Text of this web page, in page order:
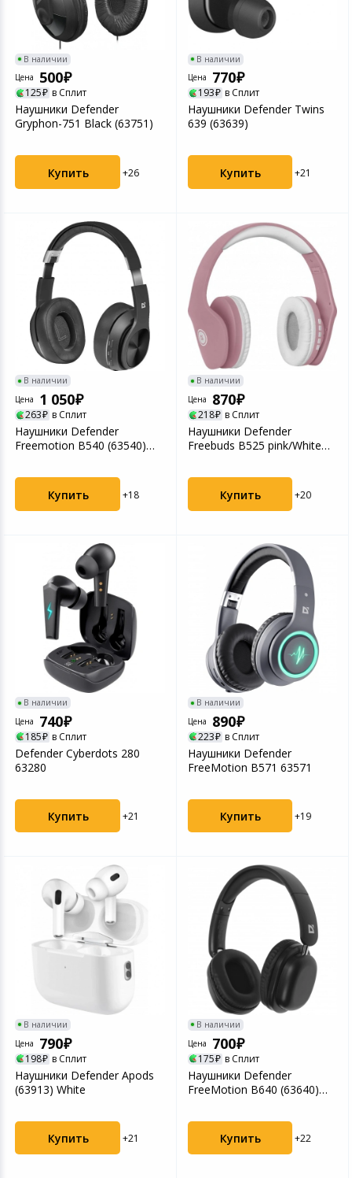
В наличии
Цена
500
125 в Сплит
Нaушники Defender
Gryphon-751 Black (63751)
Купить +26
В наличии
Цена
770
193 в Сплит
Наушники Defender Twins
639 (63639)
Купить +21
В наличии
Цена
1 050
263 в Сплит
Наушники Defender
Freemotion B540 (63540)
Купить +18
В наличии
Цена
870
218 в Сплит
Наушники Defender
Freebuds B525 pink/White
Купить +20
В наличии
Цена
740
185 в Сплит
Defender Cyberdots 280
63280
Купить +21
В наличии
Цена
890
223 в Сплит
Наушники Defender
FreeMotion B571 63571
Купить +19
В наличии
Цена
790
198 в Сплит
Наушники Defender Apods
(63913) White
Купить +21
В наличии
Цена
700
175 в Сплит
Наушники Defender
FreeMotion B640 (63640)
Купить +22